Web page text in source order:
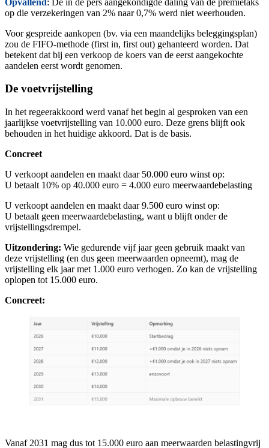
op die verzekeringen van 2% naar 0,7% werd niet weerhouden.
Voor gespreide aankopen (bv. via een maandelijks beleggingsplan)
zou de FIFO-methode (first in, first out) gehanteerd worden. Dat
betekent dat bij een verkoop de koers van de eerst aangekochte
aandelen eerst wordt genomen.
De voetvrijstelling
In het regeerakkoord werd vanaf het begin al gesproken van een
jaarlijkse voetvrijstelling van 10.000 euro. Deze grens blijft ook
behouden in het huidige akkoord. Dat is de basis.
Concreet
U verkoopt aandelen en maakt daar 50.000 euro winst op:
U betaalt 10% op 40.000 euro = 4.000 euro meerwaardebelasting
U verkoopt aandelen en maakt daar 9.500 euro winst op:
U betaalt geen meerwaardebelasting, want u blijft onder de
vrijstellingsdrempel.
Uitzondering: Wie gedurende vijf jaar geen gebruik maakt van
deze vrijstelling (en dus geen meerwaarden opneemt), mag de
vrijstelling elk jaar met 1.000 euro verhogen. Zo kan de vrijstelling
oplopen tot 15.000 euro.
Concreet:
Vanaf 2031 mag dus tot 15.000 euro aan meerwaarden belastingvrij